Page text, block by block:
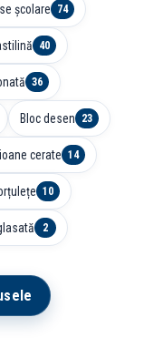
școlare 74
40
36
Bloc desen 23
cerate 14
10
2